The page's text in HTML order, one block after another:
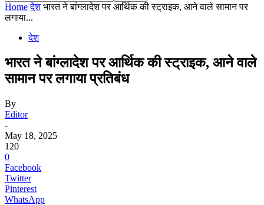
Home देश भारत ने बांग्लादेश पर आर्थिक की स्ट्राइक, आने वाले सामान पर
लगाया...
देश
भारत ने बांग्लादेश पर आर्थिक की स्ट्राइक, आने वाले
सामान पर लगाया प्रतिबंध
By
Editor
-
May 18, 2025
120
0
Facebook
Twitter
Pinterest
WhatsApp